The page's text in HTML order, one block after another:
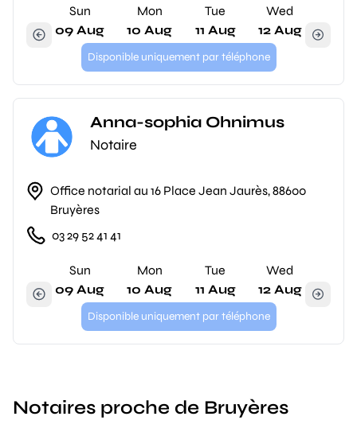
Sun
09 Aug
Mon
10 Aug
Tue
11 Aug
Wed
12 Aug
Disponible uniquement par téléphone
Anna-sophia Ohnimus
Notaire
Office notarial au 16 Place Jean Jaurès, 88600
Bruyères
03 29 52 41 41
Sun
09 Aug
Mon
10 Aug
Tue
11 Aug
Wed
12 Aug
Disponible uniquement par téléphone
Notaires proche de Bruyères